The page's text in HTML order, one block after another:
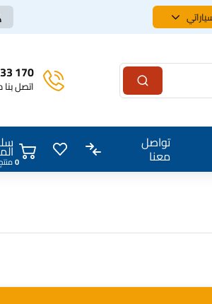
170 3333 0776
اتصل بنا من
تواصل
معنا 0